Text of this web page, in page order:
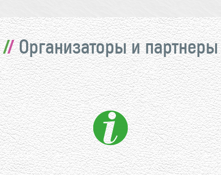
Организаторы и партнеры